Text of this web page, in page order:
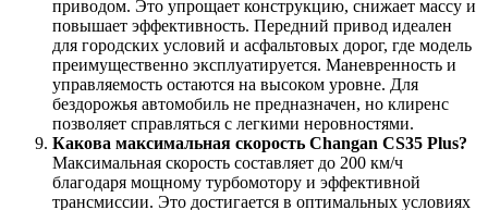
приводом. Это упрощает конструкцию, снижает массу и
повышает эффективность. Передний привод идеален
для городских условий и асфальтовых дорог, где модель
преимущественно эксплуатируется. Маневренность и
управляемость остаются на высоком уровне. Для
бездорожья автомобиль не предназначен, но клиренс
позволяет справляться с легкими неровностями.
Какова максимальная скорость Changan CS35 Plus?
Максимальная скорость составляет до 200 км/ч
благодаря мощному турбомотору и эффективной
трансмиссии. Это достигается в оптимальных условиях